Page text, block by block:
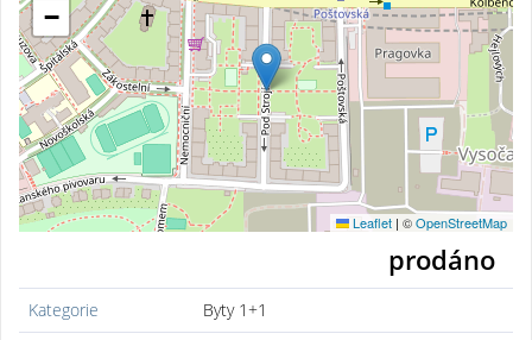
−
Leaflet | ©OpenStreetMap
prodáno
Kategorie
Byty 1+1